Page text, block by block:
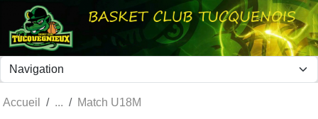
Accueil Match U18M
Panneau de gestion des cookies